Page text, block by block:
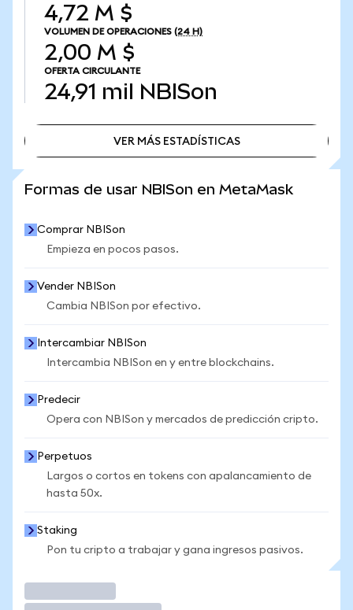
4,72 M $
VOLUMEN DE OPERACIONES (24 H)
2,00 M $
OFERTA CIRCULANTE
24,91 mil NBISon
VER MÁS ESTADÍSTICAS
Formas de usar NBISon en MetaMask
Comprar NBISon
Empieza en pocos pasos.
Vender NBISon
Cambia NBISon por efectivo.
Intercambiar NBISon
Intercambia NBISon en y entre blockchains.
Predecir
Opera con NBISon y mercados de predicción cripto.
Perpetuos
Largos o cortos en tokens con apalancamiento de
hasta 50x.
Staking
Pon tu cripto a trabajar y gana ingresos pasivos.